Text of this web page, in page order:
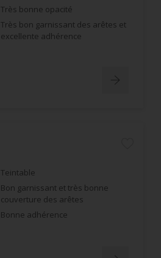
Très bonne opacité
Très bon garnissant des arêtes et
excellente adhérence
Teintable
Bon garnissant et très bonne
couverture des arêtes
Bonne adhérence